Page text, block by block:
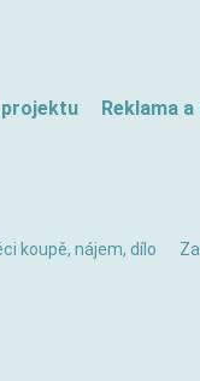
Reklama
koupě, nájem, dílo